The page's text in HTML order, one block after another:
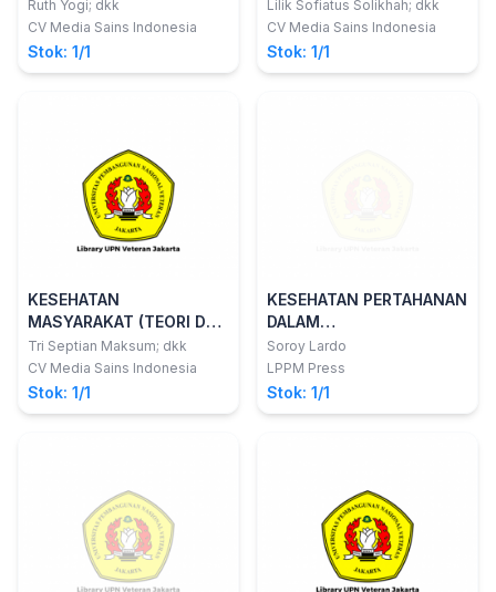
Ruth Yogi; dkk
CV Media Sains Indonesia
Stok: 1/1
Lilik Sofiatus Solikhah; dkk
CV Media Sains Indonesia
Stok: 1/1
KESEHATAN
MASYARAKAT (TEORI DAN
PENERAPAN)
Tri Septian Maksum; dkk
CV Media Sains Indonesia
Stok: 1/1
KESEHATAN PERTAHANAN
DALAM
PERSPEKTIFWAWASAN
KEBANGSAAN
Soroy Lardo
LPPM Press
Stok: 1/1